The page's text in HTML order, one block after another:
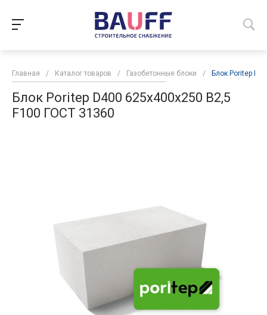
Главная / Каталог товаров / Газобетонные блоки / Блок Poritep
Блок Poritep D400 625х400х250 B2,5
F100 ГОСТ 31360